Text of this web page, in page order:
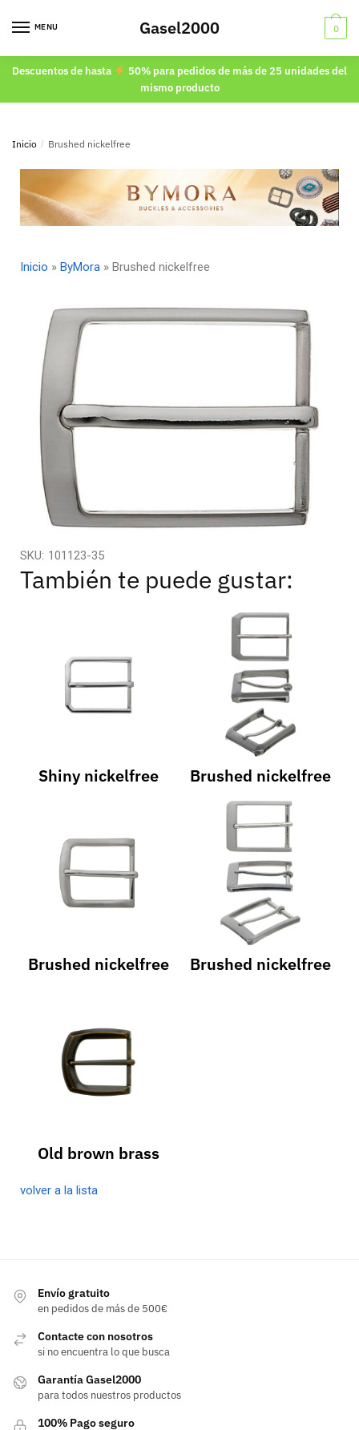
MENU Gasel2000 0
Descuentos de hasta
50% para pedidos de más de 25 unidades del
mismo producto
Inicio / Brushed nickelfree
Inicio » ByMora » Brushed nickelfree
SKU: 101123-35
También te puede gustar:
Shiny nickelfree Brushed nickelfree
Brushed nickelfree Brushed nickelfree
Old brown brass
volver a la lista
Envío gratuito
en pedidos de más de 500€
Contacte con nosotros
si no encuentra lo que busca
Garantía Gasel2000
para todos nuestros productos
100% Pago seguro